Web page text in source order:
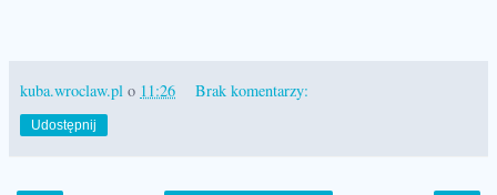
kuba.wroclaw.pl o 11:26 Brak komentarzy:
Udostępnij